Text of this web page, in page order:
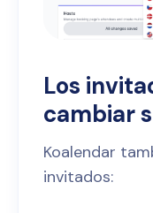
Los
cambiar
Koalendar
invitados: